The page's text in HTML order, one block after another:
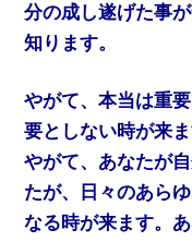
分の成し遂げた事
知ります。
やがて、本当は重
要としない時が来ま
やがて、あなたが
たが、日々のあら
なる時が来ます。